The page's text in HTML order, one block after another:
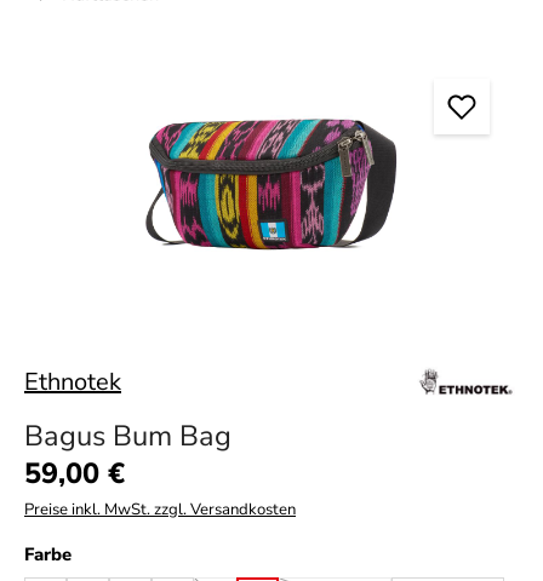
Ethnotek
Bagus Bum Bag
Regulärer Preis:
59,00 €
Preise inkl. MwSt. zzgl. Versandkosten
Farbeauswählen